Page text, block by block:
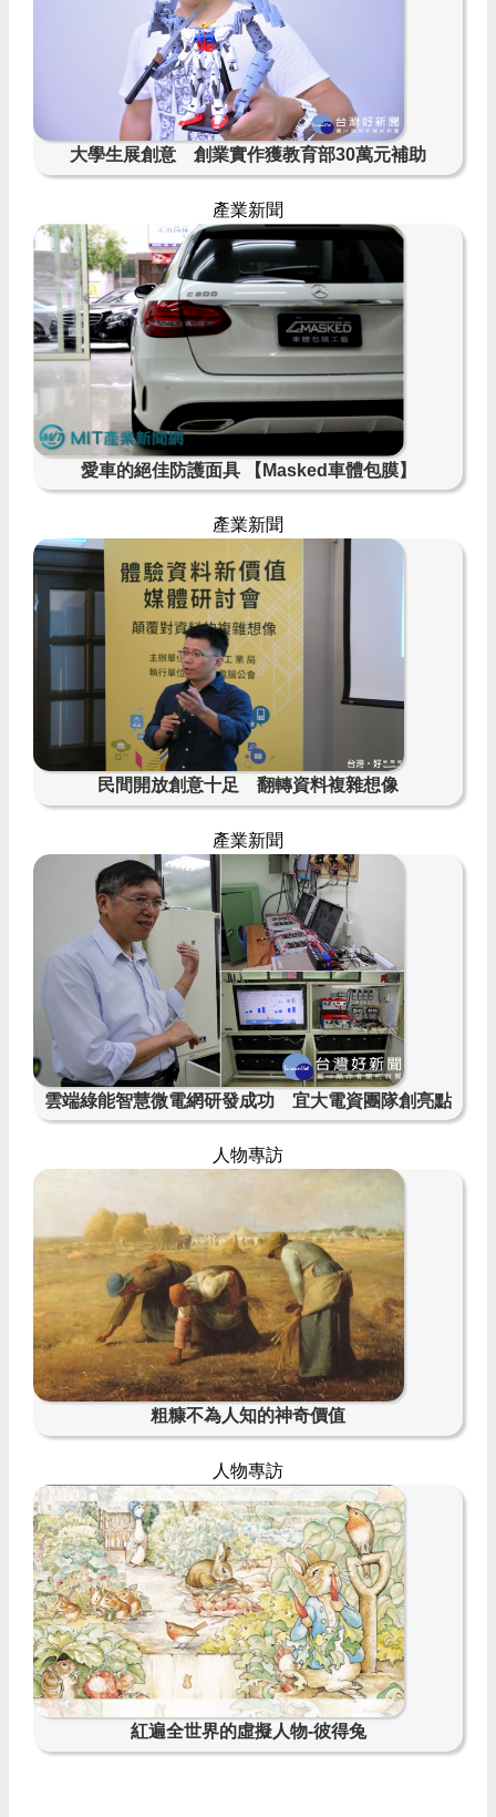
大學生展創意 創業實作獲教育部30萬元補助
產業新聞
愛車的絕佳防護面具 【Masked車體包膜】
產業新聞
民間開放創意十足 翻轉資料複雜想像
產業新聞
雲端綠能智慧微電網研發成功 宜大電資團隊創亮點
人物專訪
粗糠不為人知的神奇價值
人物專訪
紅遍全世界的虛擬人物-彼得兔